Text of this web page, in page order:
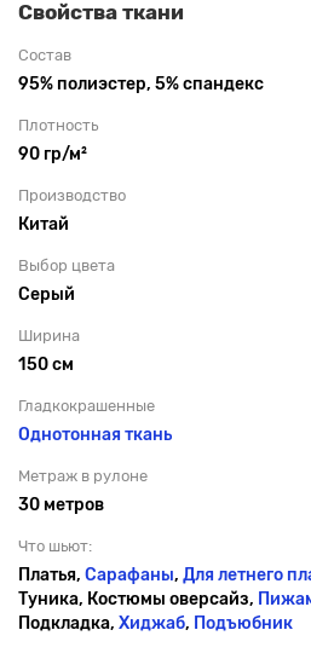
Свойства ткани
Состав
95% полиэстер, 5% спандекс
Плотность
90 гр/м²
Производство
Китай
Выбор цвета
Серый
Ширина
150 см
Гладкокрашенные
Однотонная ткань
Метраж в рулоне
30 метров
Что шьют:
Платья, Сарафаны, Для летнего
Туника, Костюмы оверсайз,
Подкладка, Хиджаб, Подъюбник